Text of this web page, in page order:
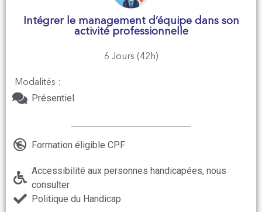
Intégrer le management d’équipe dans son
activité professionnelle
6 Jours (42h)
Modalités :
Présentiel
Formation éligible CPF
Accessibilité aux personnes handicapées, nous
consulter
Politique du Handicap